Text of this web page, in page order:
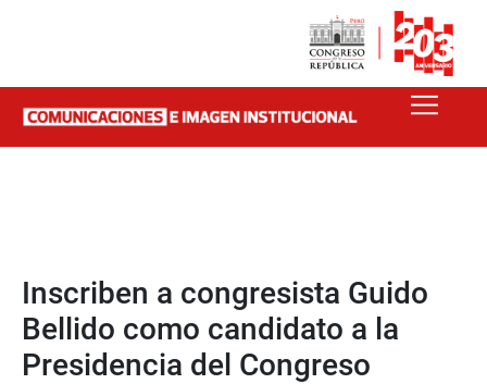
Inscriben a congresista Guido
Bellido como candidato a la
Presidencia del Congreso